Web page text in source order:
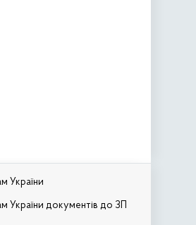
України
України документів до ЗП